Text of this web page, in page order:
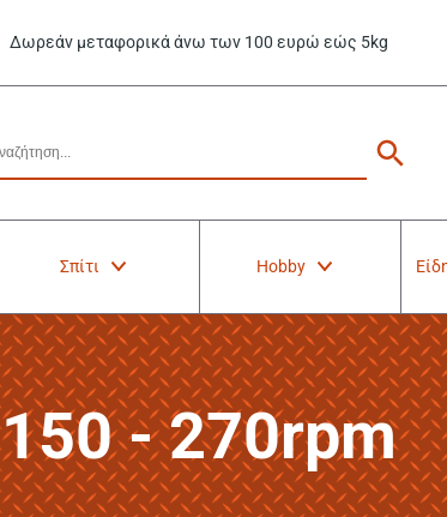
Δωρεάν μεταφορικά άνω των 100 ευρώ εώς 5kg
Σπίτι Hobby
150 - 270rpm